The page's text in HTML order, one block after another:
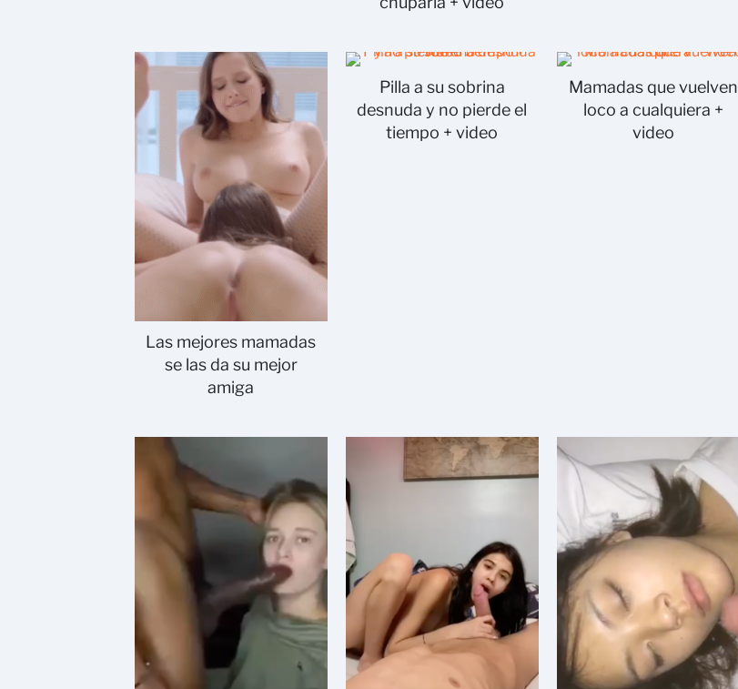
Las mejores mamadas
se las da su mejor
amiga
Pilla a su sobrina
desnuda y no pierde el
tiempo + video
Mamadas que vuelven
loco a cualquiera +
video